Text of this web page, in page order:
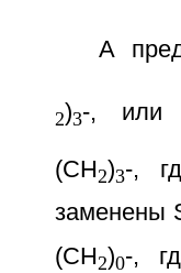
А
2)3-, или
(CH2)3-,
заменены
(CH2)0-,